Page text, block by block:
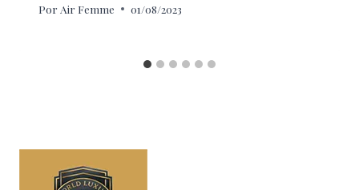
Por Air Femme 01/08/2023